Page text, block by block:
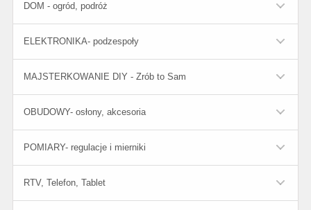
DOM - ogród, podróż
ELEKTRONIKA- podzespoły
MAJSTERKOWANIE DIY - Zrób to Sam
OBUDOWY- osłony, akcesoria
POMIARY- regulacje i mierniki
RTV, Telefon, Tablet